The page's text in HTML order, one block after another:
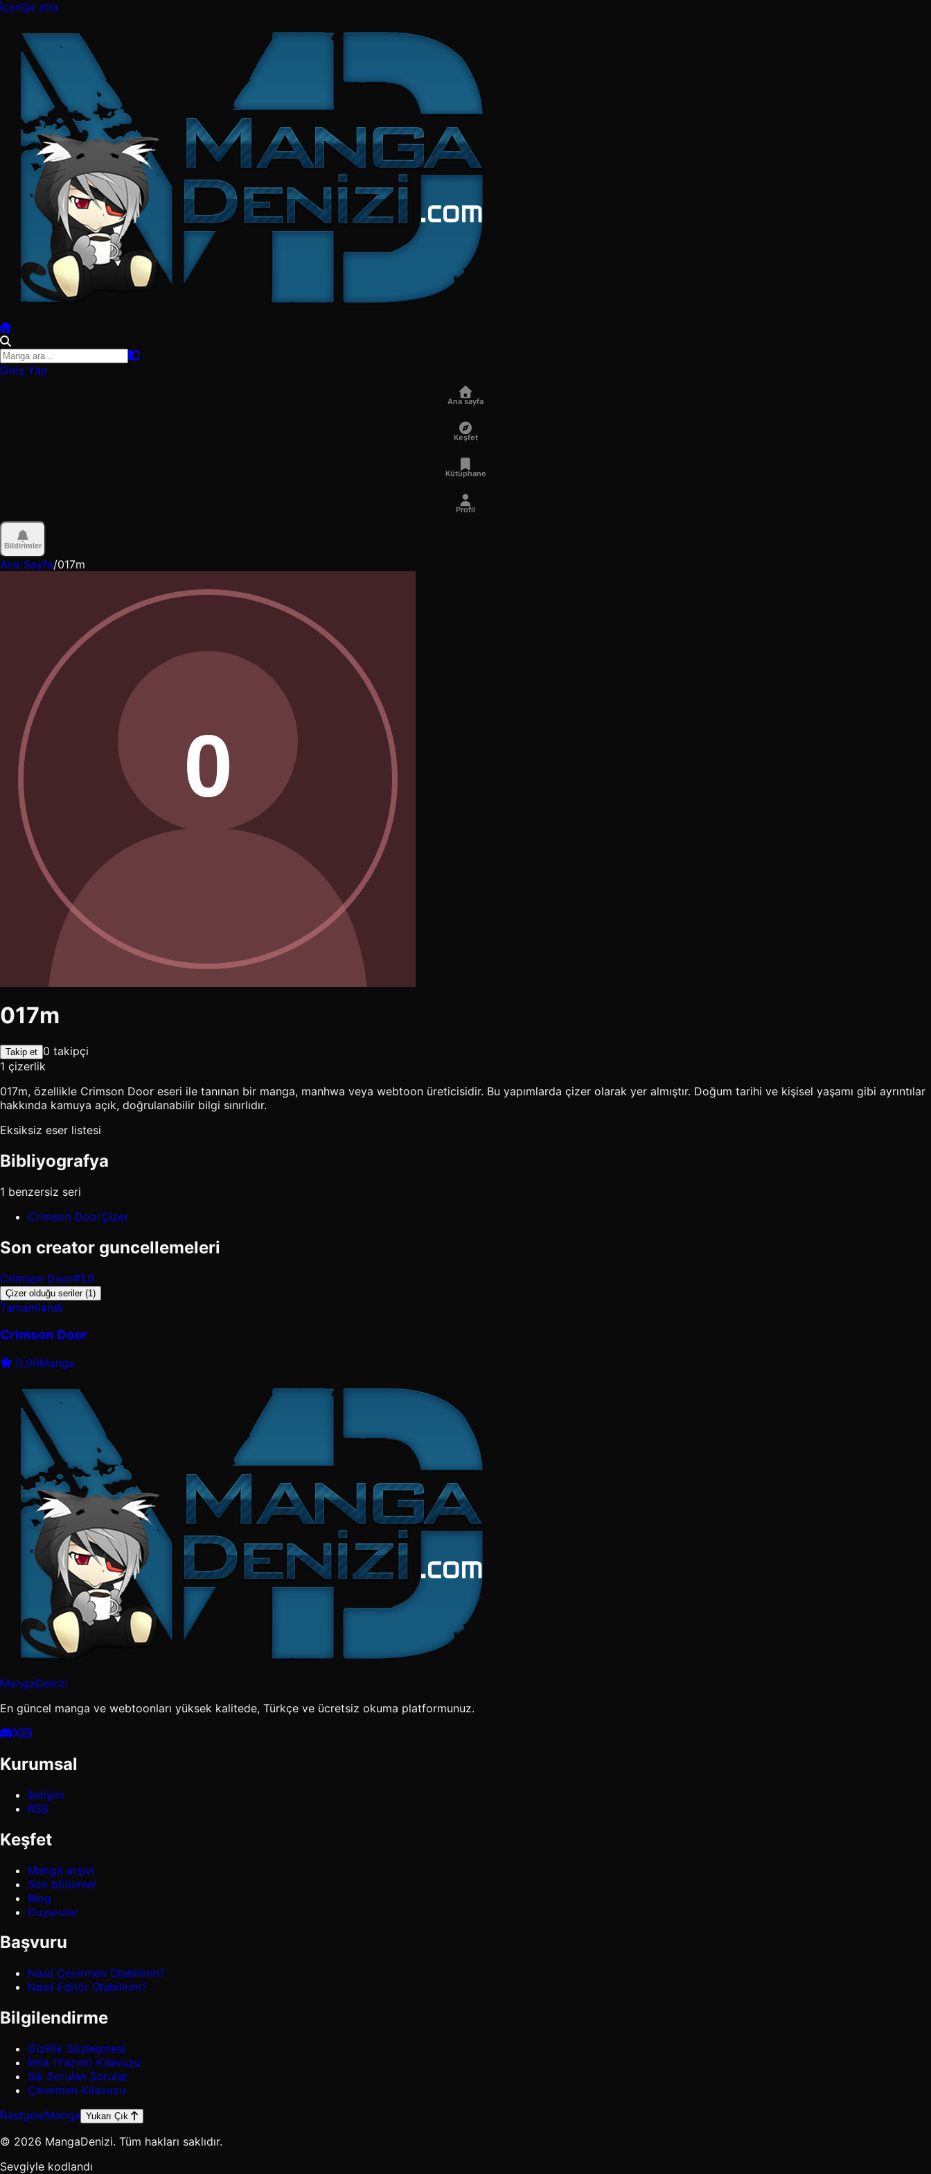
İçeriğe atla
Giriş Yap
Ana sayfa
Keşfet
Kütüphane
Profil
Bildirimler
Ana Sayfa/017m
017m
Takip et 0 takipçi
1 çizerlik
017m, özellikle Crimson Door eseri ile tanınan bir manga, manhwa veya webtoon üreticisidir. Bu yapımlarda çizer olarak yer almıştır. Doğum tarihi ve kişisel yaşamı gibi ayrıntılar
hakkında kamuya açık, doğrulanabilir bilgi sınırlıdır.
Eksiksiz eser listesi
Bibliyografya
1 benzersiz seri
Crimson DoorÇizer
Son creator guncellemeleri
Crimson Door#1.0
Çizer olduğu seriler (1)
Tamamlandı
Crimson Door
0.00Manga
MangaDenizi
En güncel manga ve webtoonları yüksek kalitede, Türkçe ve ücretsiz okuma platformunuz.
Kurumsal
İletişim
RSS
Keşfet
Manga arşivi
Son bölümler
Blog
Duyurular
Başvuru
Nasıl Çevirmen Olabilirim?
Nasıl Editör Olabilirim?
Bilgilendirme
Gizlilik Sözleşmesi
İmla (Yazım) Kılavuzu
Sık Sorulan Sorular
Çevirmen Kılavuzu
RastgeleManga Yukarı Çık
© 2026 MangaDenizi. Tüm hakları saklıdır.
Sevgiyle kodlandı